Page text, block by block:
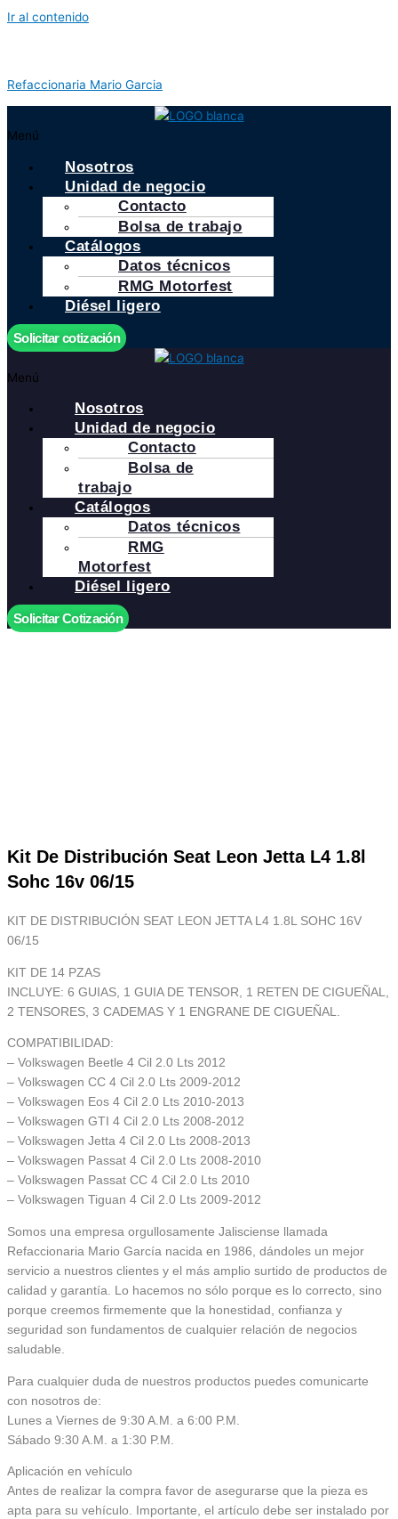
Ir al contenido
Refaccionaria Mario Garcia
Menú
Nosotros
Unidad de negocio
Contacto
Bolsa de trabajo
Catálogos
Datos técnicos
RMG Motorfest
Diésel ligero
Solicitar cotización
Menú
Nosotros
Unidad de negocio
Contacto
Bolsa de
trabajo
Catálogos
Datos técnicos
RMG
Motorfest
Diésel ligero
Solicitar Cotización
Kit De Distribución Seat Leon Jetta L4 1.8l
Sohc 16v 06/15
KIT DE DISTRIBUCIÓN SEAT LEON JETTA L4 1.8L SOHC 16V
06/15
KIT DE 14 PZAS
INCLUYE: 6 GUIAS, 1 GUIA DE TENSOR, 1 RETEN DE CIGUEÑAL,
2 TENSORES, 3 CADEMAS Y 1 ENGRANE DE CIGUEÑAL.
COMPATIBILIDAD:
– Volkswagen Beetle 4 Cil 2.0 Lts 2012
– Volkswagen CC 4 Cil 2.0 Lts 2009-2012
– Volkswagen Eos 4 Cil 2.0 Lts 2010-2013
– Volkswagen GTI 4 Cil 2.0 Lts 2008-2012
– Volkswagen Jetta 4 Cil 2.0 Lts 2008-2013
– Volkswagen Passat 4 Cil 2.0 Lts 2008-2010
– Volkswagen Passat CC 4 Cil 2.0 Lts 2010
– Volkswagen Tiguan 4 Cil 2.0 Lts 2009-2012
Somos una empresa orgullosamente Jalisciense llamada
Refaccionaria Mario García nacida en 1986, dándoles un mejor
servicio a nuestros clientes y el más amplio surtido de productos de
calidad y garantía. Lo hacemos no sólo porque es lo correcto, sino
porque creemos firmemente que la honestidad, confianza y
seguridad son fundamentos de cualquier relación de negocios
saludable.
Para cualquier duda de nuestros productos puedes comunicarte
con nosotros de:
Lunes a Viernes de 9:30 A.M. a 6:00 P.M.
Sábado 9:30 A.M. a 1:30 P.M.
Aplicación en vehículo
Antes de realizar la compra favor de asegurarse que la pieza es
apta para su vehículo. Importante, el artículo debe ser instalado por